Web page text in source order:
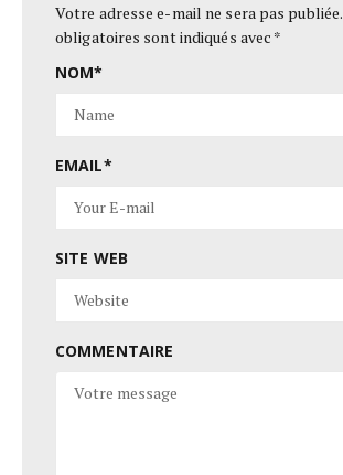
Votre adresse e-mail ne sera pas publiée.
obligatoires sont indiqués avec *
NOM*
EMAIL*
SITE WEB
COMMENTAIRE